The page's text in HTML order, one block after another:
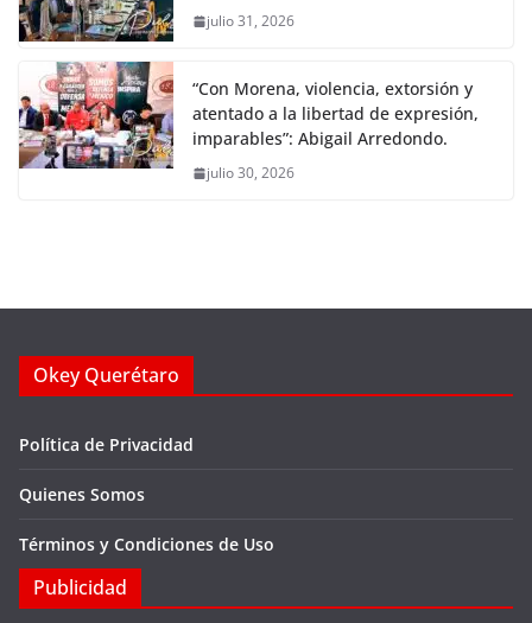
julio 31, 2026
“Con Morena, violencia, extorsión y
atentado a la libertad de expresión,
imparables”: Abigail Arredondo.
julio 30, 2026
Okey Querétaro
Política de Privacidad
Quienes Somos
Términos y Condiciones de Uso
Publicidad